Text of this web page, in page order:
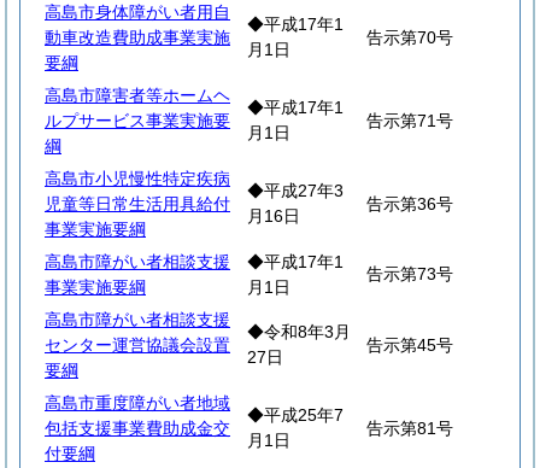
高島市身体障がい者用自
動車改造費助成事業実施
要綱
◆平成17年1
月1日
告示第70号
高島市障害者等ホームヘ
ルプサービス事業実施要
綱
◆平成17年1
月1日
告示第71号
高島市小児慢性特定疾病
児童等日常生活用具給付
事業実施要綱
◆平成27年3
月16日
告示第36号
高島市障がい者相談支援
事業実施要綱
◆平成17年1
月1日
告示第73号
高島市障がい者相談支援
センター運営協議会設置
要綱
◆令和8年3月
27日
告示第45号
高島市重度障がい者地域
包括支援事業費助成金交
付要綱
◆平成25年7
月1日
告示第81号